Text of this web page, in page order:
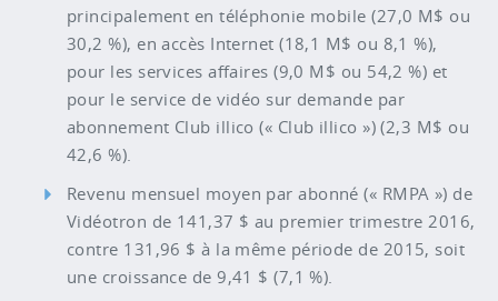
principalement en téléphonie mobile (27,0 M$ ou
30,2 %), en accès Internet (18,1 M$ ou 8,1 %),
pour les services affaires (9,0 M$ ou 54,2 %) et
pour le service de vidéo sur demande par
abonnement Club illico (« Club illico ») (2,3 M$ ou
42,6 %).
Revenu mensuel moyen par abonné (« RMPA ») de
Vidéotron de 141,37 $ au premier trimestre 2016,
contre 131,96 $ à la même période de 2015, soit
une croissance de 9,41 $ (7,1 %).